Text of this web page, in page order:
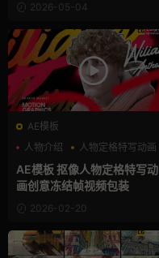
2026-05-04
AE模板
人物介绍
人物定格特写动画
噪点
AE模板 抠像人物定格特写动
画创意冻结帧视频包装
2026-02-20